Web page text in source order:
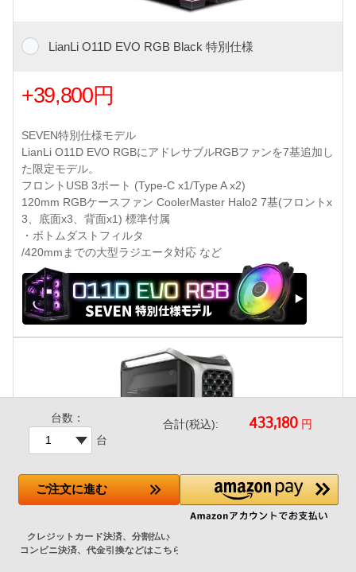
LianLi O11D EVO RGB Black 特別仕様
+39,800円
SEVEN特別仕様モデル
LianLi O11D EVO RGBにアドレサブルRGBファンを7基追加し
た限定モデル。
フロントUSB 3ポート (Type-C x1/Type A x2)
120mm RGBケースファン CoolerMaster Halo2 7基(フロントx
3、底面x3、背面x1) 標準付属
・ボトムダストフィルタ
/420mmまでの大型ラジエータ対応 など
CoolerMaster COSMOS ALPHA
台数：
台
合計(税込): 円
ご注文に進む